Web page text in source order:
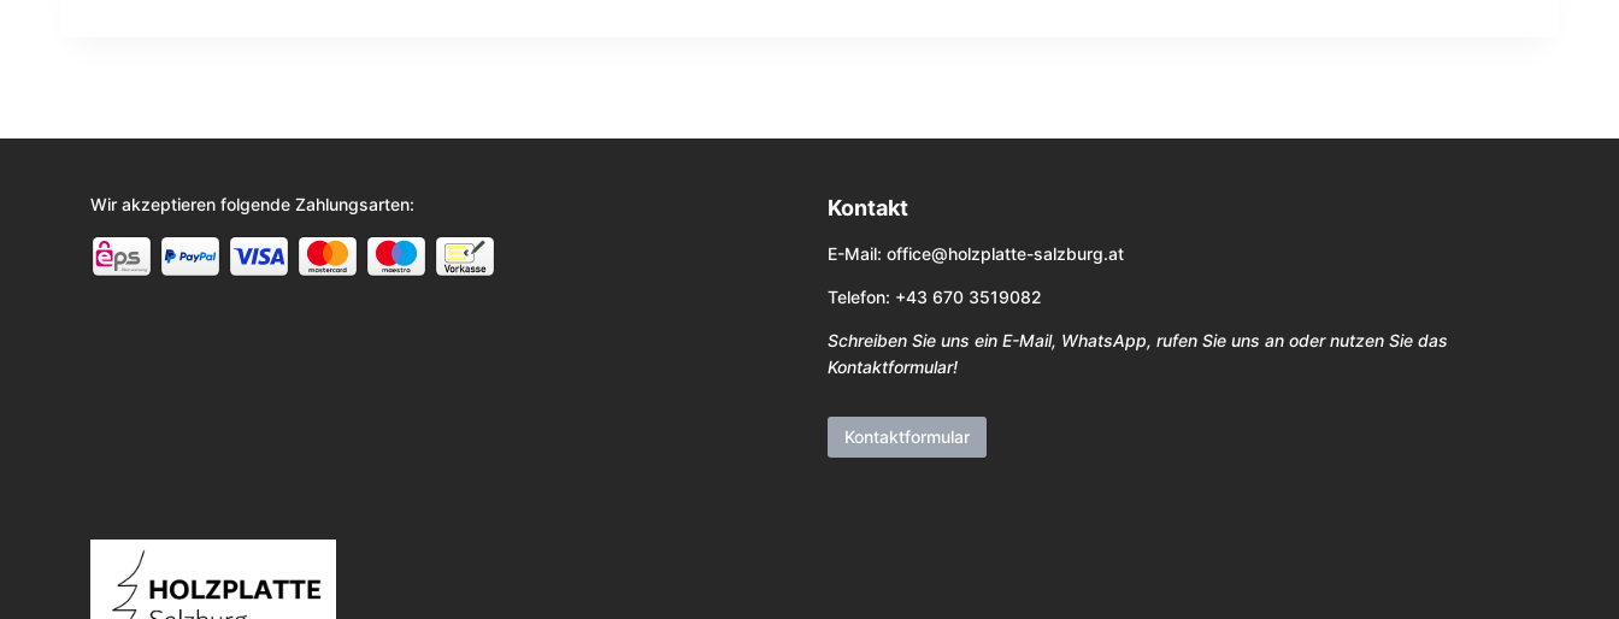
Wir akzeptieren folgende Zahlungsarten: Kontakt
E-Mail: office@holzplatte-salzburg.at
Telefon: +43 670 3519082
Schreiben Sie uns ein E-Mail, WhatsApp, rufen Sie uns an oder nutzen Sie das
Kontaktformular!
Kontaktformular